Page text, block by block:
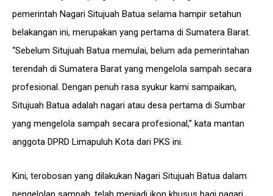
pemerintah Nagari Situjuah Batua selama hampir setahun
belakangan ini, merupakan yang pertama di Sumatera Barat.
“Sebelum Situjuah Batua memulai, belum ada pemerintahan
terendah di Sumatera Barat yang mengelola sampah secara
profesional. Dengan penuh rasa syukur kami sampaikan,
Situjuah Batua adalah nagari atau desa pertama di Sumbar
yang mengelola sampah secara profesional,” kata mantan
anggota DPRD Limapuluh Kota dari PKS ini.
Kini, terobosan yang dilakukan Nagari Situjuah Batua dalam